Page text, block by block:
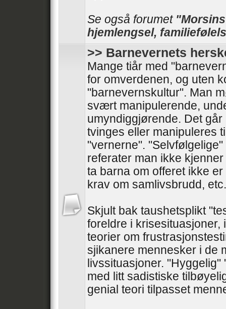
Se også forumet
hjemlengsel,
>> Barnevernets
Mange tiår med
for omverdenen, og uten
"barnevernskultur". Man
svært manipulerende,
umyndiggjørende. Det
tvinges eller manipuleres
"vernerne".
referater man ikke
ta barna om offeret ikke
krav om samlivsbrudd, etc.
Skjult bak taushetsplikt
foreldre i krisesituasjoner,
teorier om
sjikanere mennesker i de
livssituasjoner.
med litt sadistiske
genial teori tilpasset